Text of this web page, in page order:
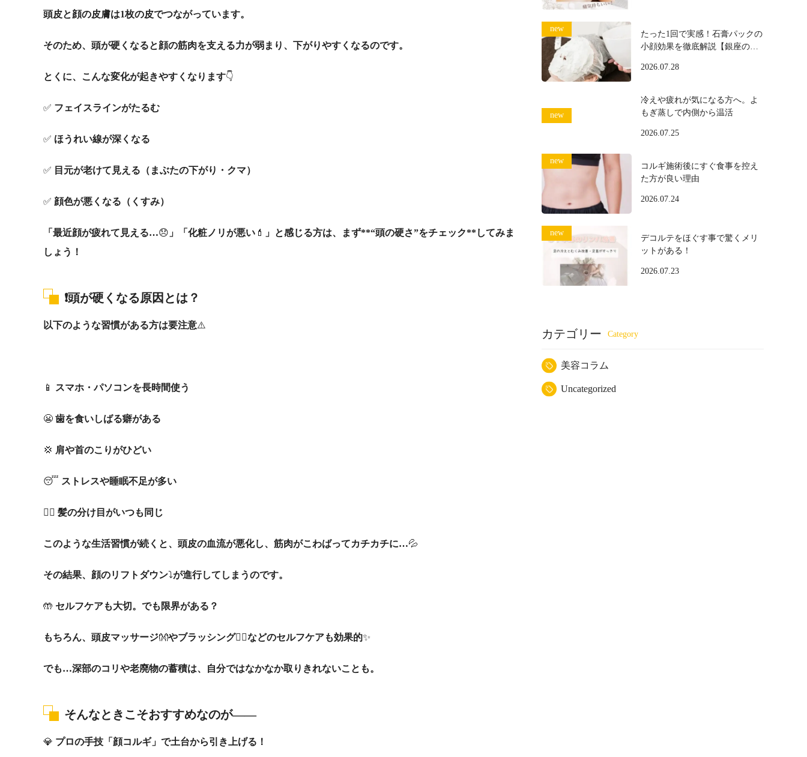
頭皮と顔の皮膚は1枚の皮でつながっています。
そのため、頭が硬くなると顔の筋肉を支える力が弱まり、下がりやすくなるのです。
とくに、こんな変化が起きやすくなります👇
✅ フェイスラインがたるむ
✅ ほうれい線が深くなる
✅ 目元が老けて見える（まぶたの下がり・クマ）
✅ 顔色が悪くなる（くすみ）
「最近顔が疲れて見える…😞 」「化粧ノリが悪い 💄
」と感じる方は、まず**“頭の硬さ”をチェック**してみま
しょう！
❗頭が硬くなる原因とは？
以下のような習慣がある方は要注意⚠️
📱 スマホ・パソコンを長時間使う
😬 歯を食いしばる癖がある
💢 肩や首のこりがひどい
😴 ストレスや睡眠不足が多い
💇‍♀️ 髪の分け目がいつも同じ
このような生活習慣が続くと、頭皮の血流が悪化し、筋肉がこわばってカチカチに…💦
その結果、顔のリフトダウン⤵️が進行してしまうのです。
🤲 セルフケアも大切。でも限界がある？
もちろん、頭皮マッサージ👐やブラッシング💆‍♀️などのセルフケアも効果的✨
でも…深部のコリや老廃物の蓄積は、自分ではなかなか取りきれないことも。
そんなときこそおすすめなのが――
💎 プロの手技「顔コルギ」で土台から引き上げる！
たった1回で実感！石膏パックの
小顔効果を徹底解説【銀座のプ
2026.07.28
冷えや疲れが気になる方へ。よ
もぎ蒸しで内側から温活
2026.07.25
コルギ施術後にすぐ食事を控え
た方が良い理由
2026.07.24
デコルテをほぐす事で驚くメリ
ットがある！
2026.07.23
カテゴリー
美容コラム
Uncategorized